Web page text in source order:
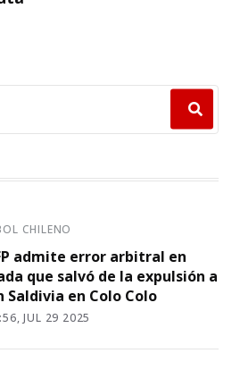
CHILENO
admite error arbitral en
que salvó de la expulsión a
Saldivia en Colo Colo
JUL 29 2025